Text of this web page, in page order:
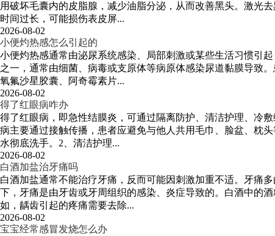
用破坏毛囊内的皮脂腺，减少油脂分泌，从而改善黑头。激光
时间过长，可能损伤表皮屏...
2026-08-02
小便灼热感怎么引起的
小便灼热感通常由泌尿系统感染、局部刺激或某些生活习惯引
之一，通常由细菌、病毒或支原体等病原体感染尿道黏膜导致
氧氟沙星胶囊、阿奇霉素片...
2026-08-02
得了红眼病咋办
得了红眼病，即急性结膜炎，可通过隔离防护、清洁护理、冷
病主要通过接触传播，患者应避免与他人共用毛巾、脸盆、枕
水彻底洗手。2、清洁护理...
2026-08-02
白酒加盐治牙痛吗
白酒加盐通常不能治疗牙痛，反而可能因刺激加重不适。牙痛
下，牙痛是由牙齿或牙周组织的感染、炎症导致的。白酒中的
如，龋齿引起的疼痛需要去除...
2026-08-02
宝宝经常感冒发烧怎么办